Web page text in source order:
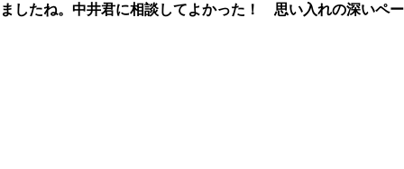
したね。中井君に相談してよかった！ 思い入れの深いペー